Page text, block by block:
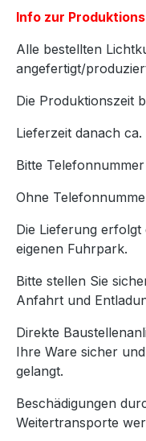
Info zur
Alle bestellten
angefertigt/
Die Produktionszeit
Lieferzeit danach ca.
Bitte
Ohne
Die Lieferung
eigenen Fuhrpark.
Bitte stellen Sie
Anfahrt und
Direkte
Ihre Ware sicher
gelangt.
Beschädigungen
Weitertransporte